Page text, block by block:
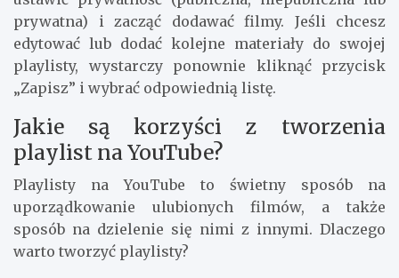
prywatna) i zacząć dodawać filmy. Jeśli chcesz
edytować lub dodać kolejne materiały do swojej
playlisty, wystarczy ponownie kliknąć przycisk
„Zapisz” i wybrać odpowiednią listę.
Jakie są korzyści z tworzenia
playlist na YouTube?
Playlisty na YouTube to świetny sposób na
uporządkowanie ulubionych filmów, a także
sposób na dzielenie się nimi z innymi. Dlaczego
warto tworzyć playlisty?